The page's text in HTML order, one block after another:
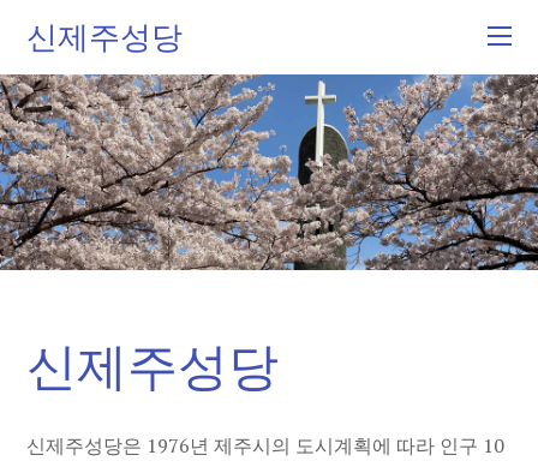
신제주성당
신제주성당
신제주성당은 1976년 제주시의 도시계획에 따라 인구 10